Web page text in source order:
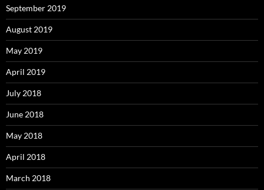
September 2019
August 2019
May 2019
April 2019
July 2018
June 2018
May 2018
April 2018
March 2018